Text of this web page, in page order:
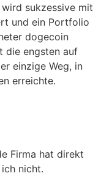
sukzessive mit
und ein Portfolio
dogecoin
die engsten auf
einzige Weg, in
erreichte.
Firma hat direkt
nicht.